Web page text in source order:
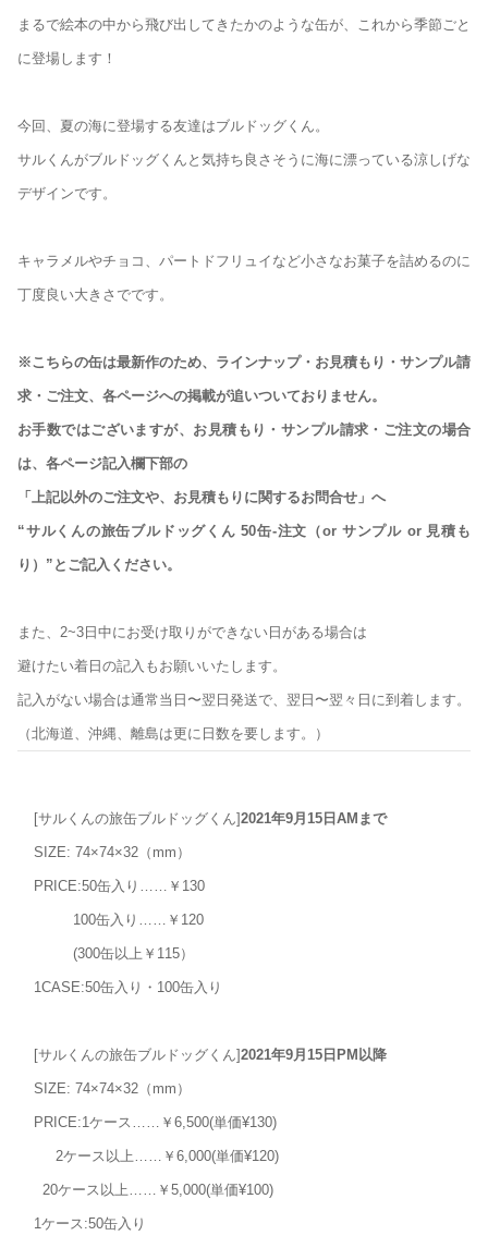
まるで絵本の中から飛び出してきたかのような缶が、これから季節ごと
に登場します！
今回、夏の海に登場する友達はブルドッグくん。
サルくんがブルドッグくんと気持ち良さそうに海に漂っている涼しげな
デザインです。
キャラメルやチョコ、パートドフリュイなど小さなお菓子を詰めるのに
丁度良い大きさでです。
※こちらの缶は最新作のため、ラインナップ・お見積もり・サンプル請
求・ご注文、各ページへの掲載が追いついておりません。
お手数ではございますが、お見積もり・サンプル請求・ご注文の場合
は、各ページ記入欄下部の
「上記以外のご注文や、お見積もりに関するお問合せ」へ
“サルくんの旅缶ブルドッグくん 50缶-注文（or サンプル or 見積も
り）”とご記入ください。
また、2~3日中にお受け取りができない日がある場合は
避けたい着日の記入もお願いいたします。
記入がない場合は通常当日〜翌日発送で、翌日〜翌々日に到着します。
（北海道、沖縄、離島は更に日数を要します。）
[サルくんの旅缶ブルドッグくん]2021年9月15日AMまで
SIZE: 74×74×32（mm）
PRICE:50缶入り……￥130
100缶入り……￥120
(300缶以上￥115）
1CASE:50缶入り・100缶入り
[サルくんの旅缶ブルドッグくん]2021年9月15日PM以降
SIZE: 74×74×32（mm）
PRICE:1ケース……￥6,500(単価¥130)
2ケース以上……￥6,000(単価¥120)
20ケース以上……￥5,000(単価¥100)
1ケース:50缶入り